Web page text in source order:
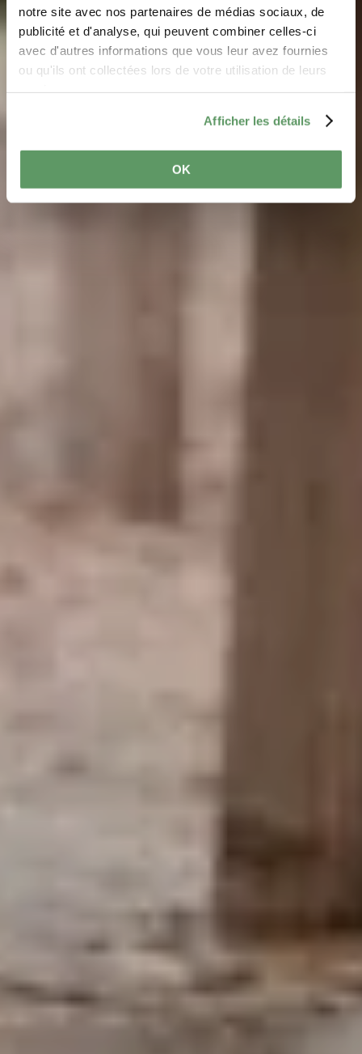
notre site avec nos partenaires de médias sociaux, de
publicité et d'analyse, qui peuvent combiner celles-ci
avec d'autres informations que vous leur avez fournies
ou qu'ils ont collectées lors de votre utilisation de leurs
Afficher les détails
OK
Hits for Kids